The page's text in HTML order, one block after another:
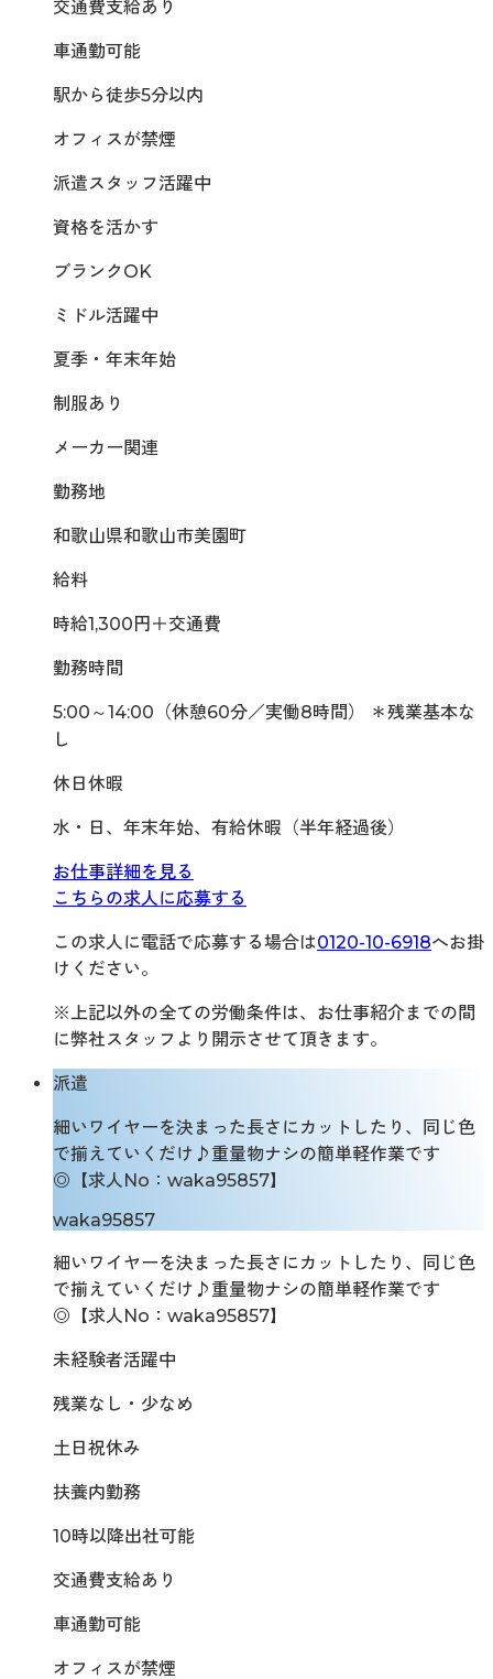
交通費支給あり
車通勤可能
駅から徒歩5分以内
オフィスが禁煙
派遣スタッフ活躍中
資格を活かす
ブランクOK
ミドル活躍中
夏季・年末年始
制服あり
メーカー関連
勤務地
和歌山県和歌山市美園町
給料
時給1,300円＋交通費
勤務時間
5:00～14:00（休憩60分／実働8時間） ＊残業基本な
し
休日休暇
水・日、年末年始、有給休暇（半年経過後）
お仕事詳細を見る
こちらの求人に応募する
この求人に電話で応募する場合は0120-10-6918へお掛
けください。
※上記以外の全ての労働条件は、お仕事紹介までの間
に弊社スタッフより開示させて頂きます。
派遣
細いワイヤーを決まった長さにカットしたり、同じ色
で揃えていくだけ♪重量物ナシの簡単軽作業です
◎【求人No：waka95857】
waka95857
細いワイヤーを決まった長さにカットしたり、同じ色
で揃えていくだけ♪重量物ナシの簡単軽作業です
◎【求人No：waka95857】
未経験者活躍中
残業なし・少なめ
土日祝休み
扶養内勤務
10時以降出社可能
交通費支給あり
車通勤可能
オフィスが禁煙